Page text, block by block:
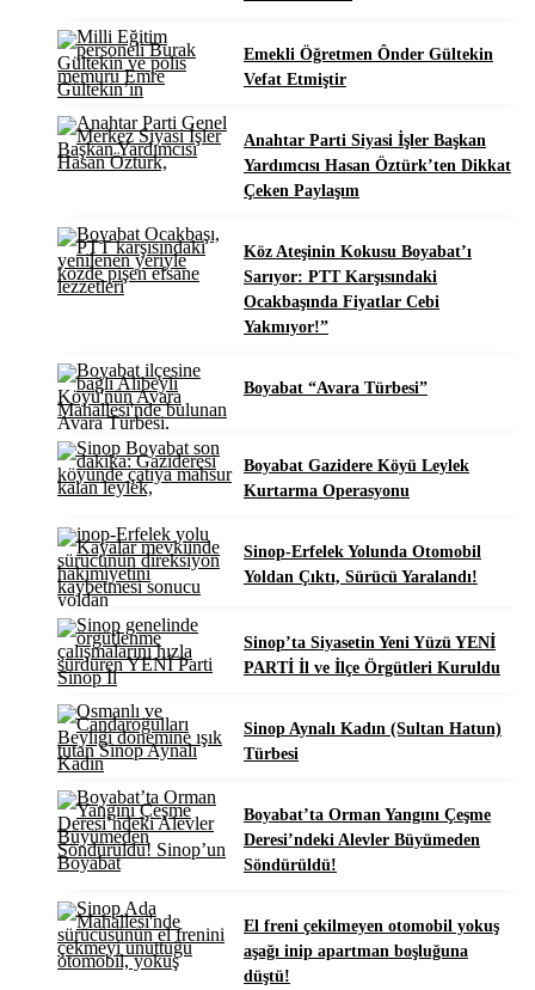
Emekli Öğretmen Ônder Gültekin
Vefat Etmiştir
Anahtar Parti Siyasi İşler Başkan
Yardımcısı Hasan Öztürk’ten Dikkat
Çeken Paylaşım
Köz Ateşinin Kokusu Boyabat’ı
Sarıyor: PTT Karşısındaki
Ocakbaşında Fiyatlar Cebi
Yakmıyor!”
Boyabat “Avara Türbesi”
Boyabat Gazidere Köyü Leylek
Kurtarma Operasyonu
Sinop-Erfelek Yolunda Otomobil
Yoldan Çıktı, Sürücü Yaralandı!
Sinop’ta Siyasetin Yeni Yüzü YENİ
PARTİ İl ve İlçe Örgütleri Kuruldu
Sinop Aynalı Kadın (Sultan Hatun)
Türbesi
Boyabat’ta Orman Yangını Çeşme
Deresi’ndeki Alevler Büyümeden
Söndürüldü!
El freni çekilmeyen otomobil yokuş
aşağı inip apartman boşluğuna
düştü!